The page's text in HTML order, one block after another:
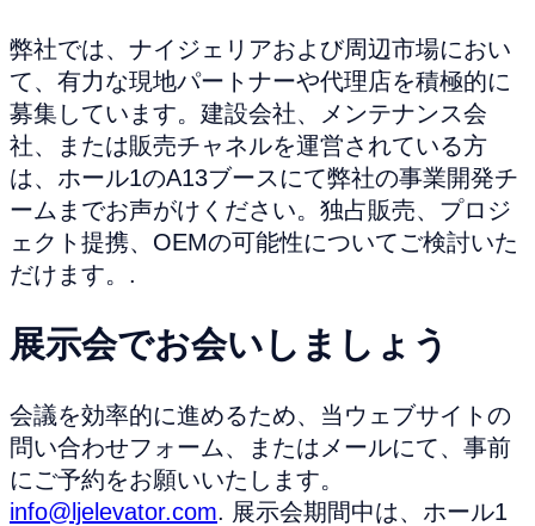
弊社では、ナイジェリアおよび周辺市場におい
て、有力な現地パートナーや代理店を積極的に
募集しています。建設会社、メンテナンス会
社、または販売チャネルを運営されている方
は、ホール1のA13ブースにて弊社の事業開発チ
ームまでお声がけください。独占販売、プロジ
ェクト提携、OEMの可能性についてご検討いた
だけます。.
展示会でお会いしましょう
会議を効率的に進めるため、当ウェブサイトの
問い合わせフォーム、またはメールにて、事前
にご予約をお願いいたします。
info@ljelevator.com. 展示会期間中は、ホール1